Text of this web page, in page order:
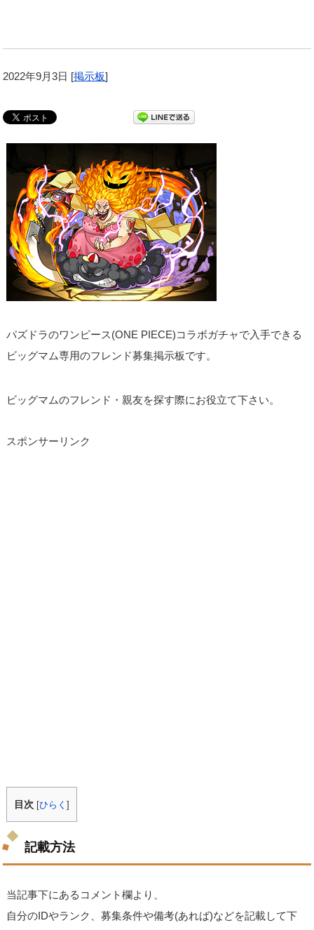
2022年9月3日 [掲示板]
パズドラのワンピース(ONE PIECE)コラボガチャで入手できる
ビッグマム専用のフレンド募集掲示板です。
ビッグマムのフレンド・親友を探す際にお役立て下さい。
スポンサーリンク
目次 [ひらく]
記載方法
当記事下にあるコメント欄より、
自分のIDやランク、募集条件や備考(あれば)などを記載して下